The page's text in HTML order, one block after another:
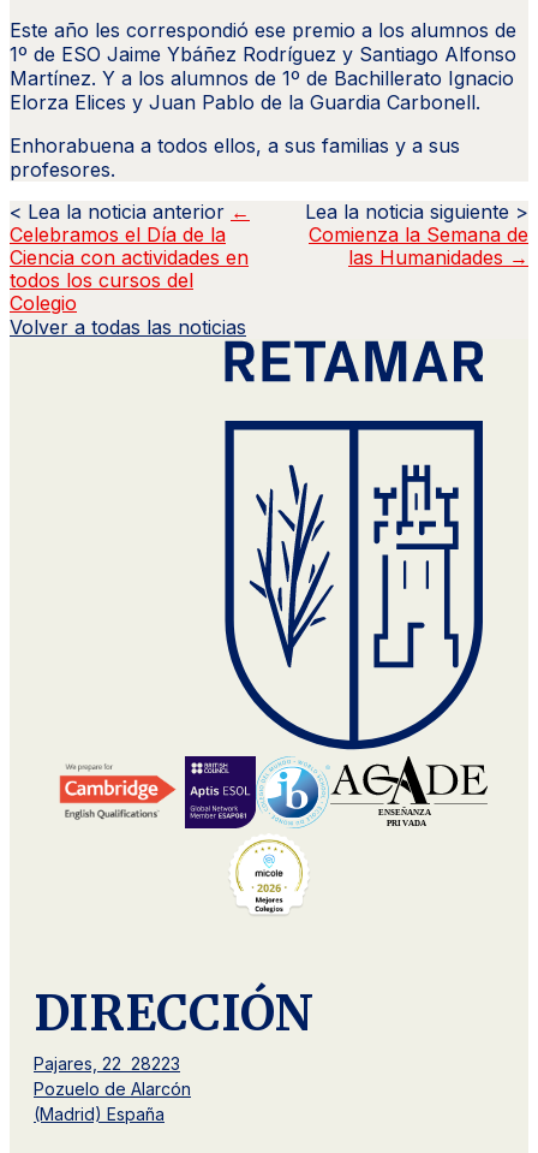
Este año les correspondió ese premio a los alumnos de
1º de ESO Jaime Ybáñez Rodríguez y Santiago Alfonso
Martínez. Y a los alumnos de 1º de Bachillerato Ignacio
Elorza Elices y Juan Pablo de la Guardia Carbonell.
Enhorabuena a todos ellos, a sus familias y a sus
profesores.
←
Celebramos el Día de la
Ciencia con actividades en
todos los cursos del
Colegio
Comienza la Semana de
las Humanidades →
Volver a todas las noticias
DIRECCIÓN
Pajares, 22 28223
Pozuelo de Alarcón
(Madrid) España